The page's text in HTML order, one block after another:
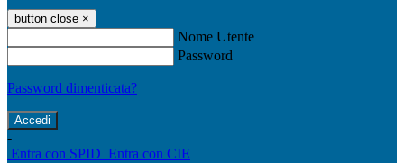
button close ×
Nome Utente
Password
Password dimenticata?
-
Entra con SPID Entra con CIE